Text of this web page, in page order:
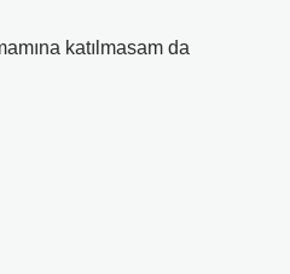
katılmasam da